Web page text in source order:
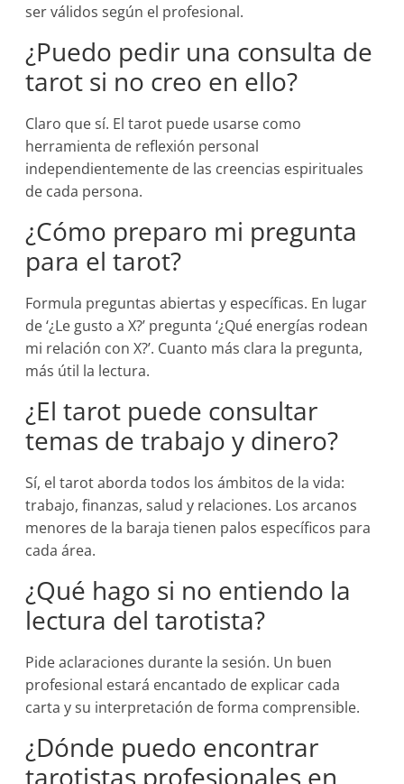
ser válidos según el profesional.
¿Puedo pedir una consulta de
tarot si no creo en ello?
Claro que sí. El tarot puede usarse como
herramienta de reflexión personal
independientemente de las creencias espirituales
de cada persona.
¿Cómo preparo mi pregunta
para el tarot?
Formula preguntas abiertas y específicas. En lugar
de ‘¿Le gusto a X?’ pregunta ‘¿Qué energías rodean
mi relación con X?’. Cuanto más clara la pregunta,
más útil la lectura.
¿El tarot puede consultar
temas de trabajo y dinero?
Sí, el tarot aborda todos los ámbitos de la vida:
trabajo, finanzas, salud y relaciones. Los arcanos
menores de la baraja tienen palos específicos para
cada área.
¿Qué hago si no entiendo la
lectura del tarotista?
Pide aclaraciones durante la sesión. Un buen
profesional estará encantado de explicar cada
carta y su interpretación de forma comprensible.
¿Dónde puedo encontrar
tarotistas profesionales en